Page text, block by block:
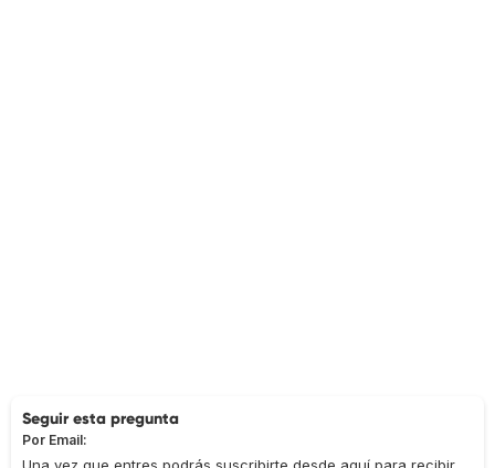
Seguir esta pregunta
Por Email: